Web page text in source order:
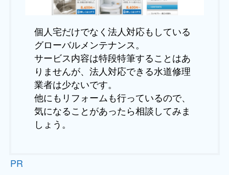
個人宅だけでなく法人対応もしている
グローバルメンテナンス。
サービス内容は特段特筆することはあ
りませんが、法人対応できる水道修理
業者は少ないです。
他にもリフォームも行っているので、
気になることがあったら相談してみま
しょう。
PR